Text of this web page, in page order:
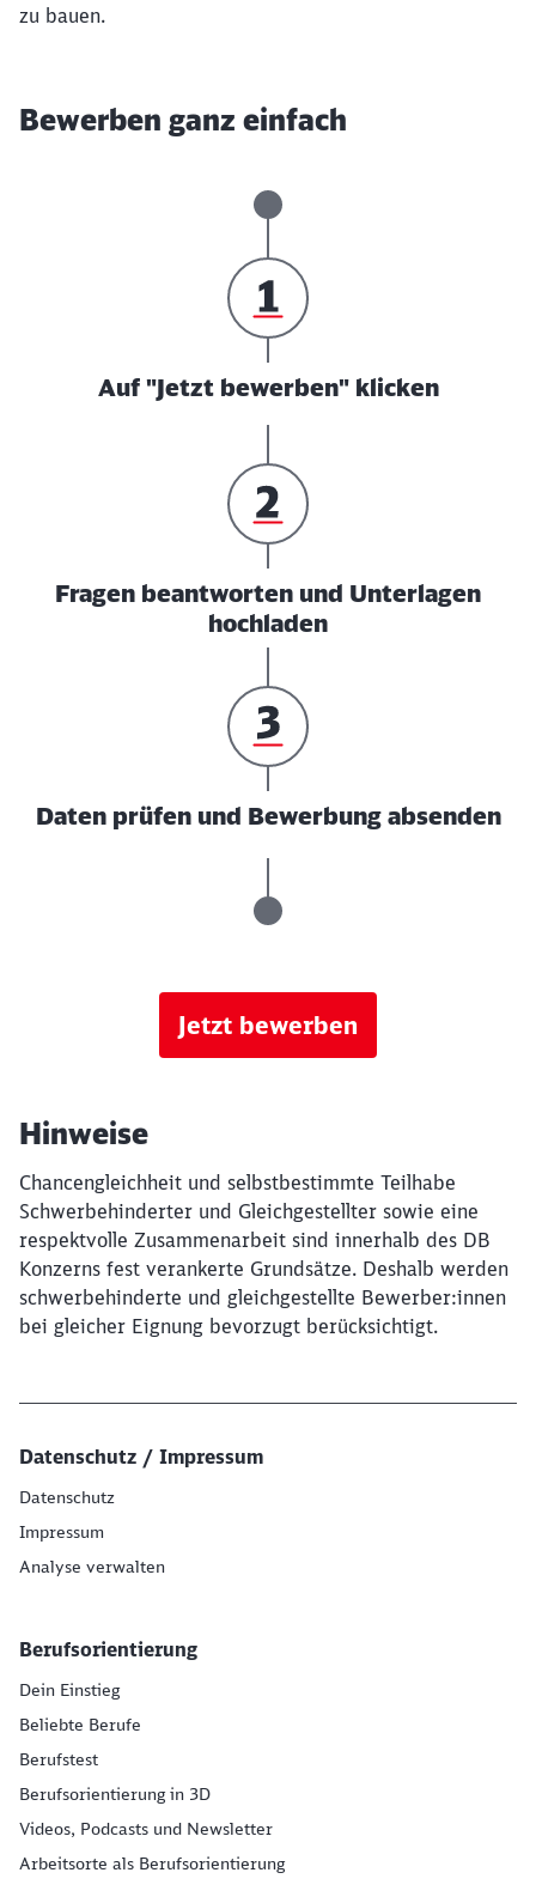
zu bauen.
Bewerben ganz einfach
Auf "Jetzt bewerben" klicken
Fragen beantworten und Unterlagen
hochladen
Daten prüfen und Bewerbung absenden
Jetzt bewerben
Hinweise
Chancengleichheit und selbstbestimmte Teilhabe
Schwerbehinderter und Gleichgestellter sowie eine
respektvolle Zusammenarbeit sind innerhalb des DB
Konzerns fest verankerte Grundsätze. Deshalb werden
schwerbehinderte und gleichgestellte Bewerber:innen
bei gleicher Eignung bevorzugt berücksichtigt.
Datenschutz / Impressum
Datenschutz
Impressum
Analyse verwalten
Berufsorientierung
Dein Einstieg
Beliebte Berufe
Berufstest
Berufsorientierung in 3D
Videos, Podcasts und Newsletter
Arbeitsorte als Berufsorientierung